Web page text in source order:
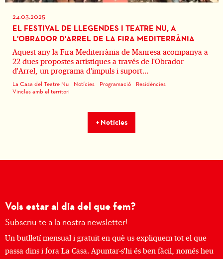
24.03.2025
EL FESTIVAL DE LLEGENDES I TEATRE NU, A
L'OBRADOR D'ARREL DE LA FIRA MEDITERRÀNIA
Aquest any la Fira Mediterrània de Manresa acompanya a
22 dues propostes artístiques a través de l'Obrador
d'Arrel, un programa d'impuls i suport...
La Casa del Teatre Nu Notícies Programació
Residències
Vincles amb el territori
+ Notícies
Vols estar al dia del que fem?
Subscriu-te a la nostra newsletter!
Un butlletí mensual i gratuït en què us expliquem tot el que
passa dins i fora La Casa. Apuntar-s'hi és ben fàcil, només heu